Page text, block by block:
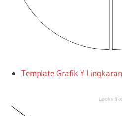
Template Grafik Y Lingkaran